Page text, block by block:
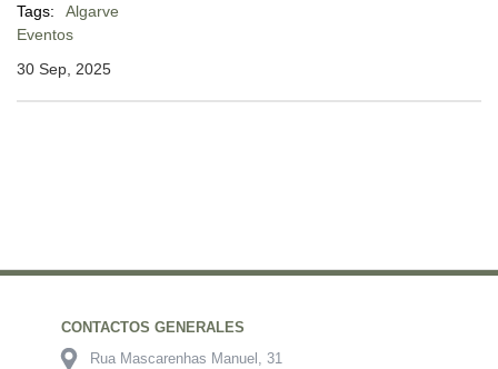
Tags:
Algarve
Eventos
30 Sep, 2025
CONTACTOS GENERALES
Rua Mascarenhas Manuel, 31